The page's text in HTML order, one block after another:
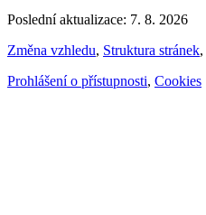
Poslední aktualizace: 7. 8. 2026
Změna vzhledu, Struktura stránek,
Prohlášení o přístupnosti, Cookies